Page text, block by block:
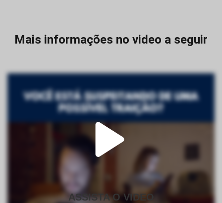
Mais informações no video a seguir
ASSISTA O VIDEO